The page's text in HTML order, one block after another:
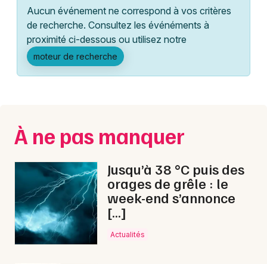
Activité & Expérience
Manifestations
Foires & salons
Concerts
Sports
Soirées
Sorties famille
Lyon
Marseille
Mulhouse
Nice
Paris
Strasbourg
Toulouse
Toutes les villes
Aucun événement ne correspond à vos critères
de recherche. Consultez les événéments à
proximité ci-dessous ou utilisez notre
moteur de recherche
À ne pas manquer
Jusqu’à 38 °C puis des
orages de grêle : le
week-end s’annonce
[…]
Actualités